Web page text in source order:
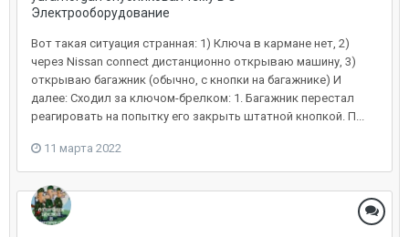
Электрооборудование
Вот такая ситуация странная: 1) Ключа в кармане нет, 2)
через Nissan connect дистанционно открываю машину, 3)
открываю багажник (обычно, с кнопки на багажнике) И
далее: Сходил за ключом-брелком: 1. Багажник перестал
реагировать на попытку его закрыть штатной кнопкой. П...
11 марта 2022